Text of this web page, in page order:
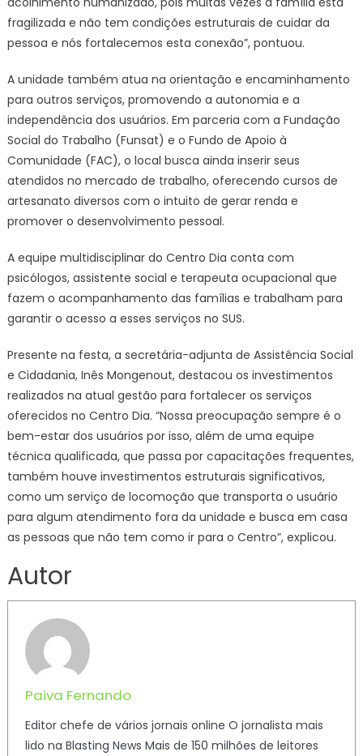
fragilizada e não tem condições estruturais de cuidar da
pessoa e nós fortalecemos esta conexão”, pontuou.
A unidade também atua na orientação e encaminhamento
para outros serviços, promovendo a autonomia e a
independência dos usuários. Em parceria com a Fundação
Social do Trabalho (Funsat) e o Fundo de Apoio à
Comunidade (FAC), o local busca ainda inserir seus
atendidos no mercado de trabalho, oferecendo cursos de
artesanato diversos com o intuito de gerar renda e
promover o desenvolvimento pessoal.
A equipe multidisciplinar do Centro Dia conta com
psicólogos, assistente social e terapeuta ocupacional que
fazem o acompanhamento das famílias e trabalham para
garantir o acesso a esses serviços no SUS.
Presente na festa, a secretária-adjunta de Assistência Social
e Cidadania, Inês Mongenout, destacou os investimentos
realizados na atual gestão para fortalecer os serviços
oferecidos no Centro Dia. “Nossa preocupação sempre é o
bem-estar dos usuários por isso, além de uma equipe
técnica qualificada, que passa por capacitações frequentes,
também houve investimentos estruturais significativos,
como um serviço de locomoção que transporta o usuário
para algum atendimento fora da unidade e busca em casa
as pessoas que não tem como ir para o Centro”, explicou.
Autor
Paiva Fernando
Editor chefe de vários jornais online O jornalista mais
lido na Blasting News Mais de 150 milhões de leitores